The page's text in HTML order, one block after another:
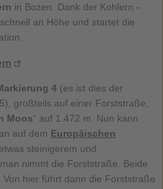
in Bozen. Dank der Kohlern -
an Höhe und startet die
4(es ist dies der
großteils auf einer Forststraße,
Moos“ auf 1.472 m. Nun kann
auf dem Europäischen
steinigerem und
nimmt die Forststraße. Beide
Von hier führt dann die Forststraße